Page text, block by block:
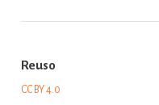
Reuso
CC BY 4.0